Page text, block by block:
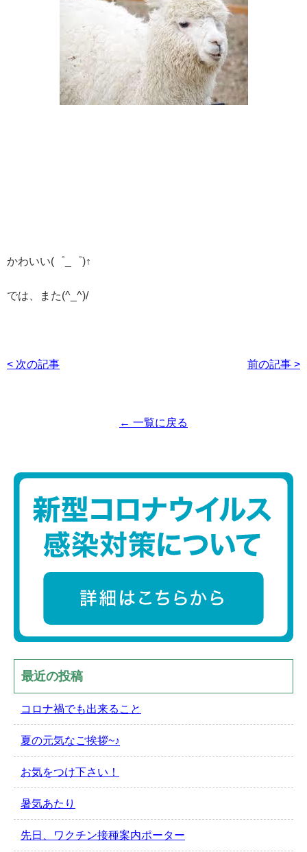
かわいい(゜_゜)↑
では、また(^_^)/
< 次の記事 前の記事 >
← 一覧に戻る
最近の投稿
コロナ禍でも出来ること
夏の元気なご挨拶~♪
お気をつけ下さい！
暑気あたり
先日、ワクチン接種案内ポーター